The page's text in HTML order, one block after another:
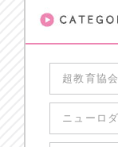
超教育協会
ニューロ